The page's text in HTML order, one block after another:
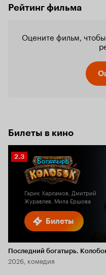
Рейтинг фильма
Оцените фильм,
Билеты в кино
Билеты
Рейтинг
Кинопоиска
2.3
Гарик Харламов, Дмитрий
Журавлев, Мила Ершова
Последний богатырь.
2026, комедия